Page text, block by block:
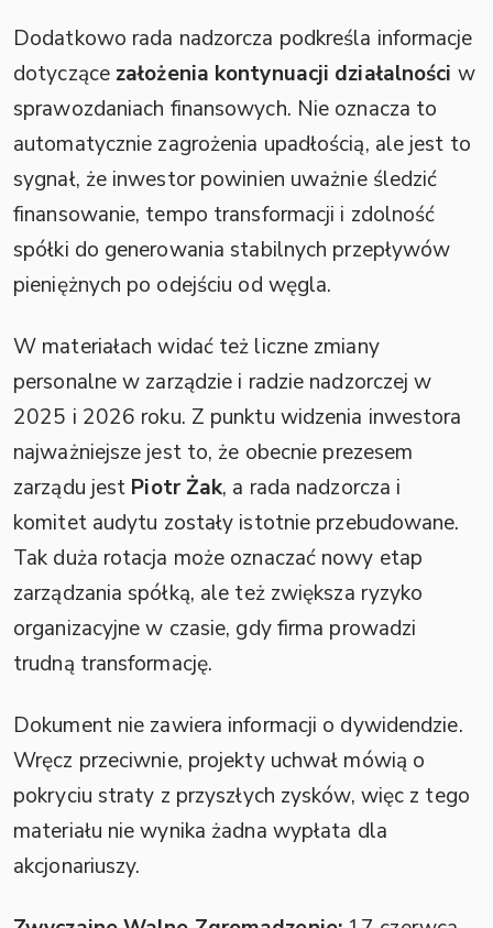
Dodatkowo rada nadzorcza podkreśla informacje
dotyczące założenia kontynuacji działalności w
sprawozdaniach finansowych. Nie oznacza to
automatycznie zagrożenia upadłością, ale jest to
sygnał, że inwestor powinien uważnie śledzić
finansowanie, tempo transformacji i zdolność
spółki do generowania stabilnych przepływów
pieniężnych po odejściu od węgla.
W materiałach widać też liczne zmiany
personalne w zarządzie i radzie nadzorczej w
2025 i 2026 roku. Z punktu widzenia inwestora
najważniejsze jest to, że obecnie prezesem
zarządu jest Piotr Żak, a rada nadzorcza i
komitet audytu zostały istotnie przebudowane.
Tak duża rotacja może oznaczać nowy etap
zarządzania spółką, ale też zwiększa ryzyko
organizacyjne w czasie, gdy firma prowadzi
trudną transformację.
Dokument nie zawiera informacji o dywidendzie.
Wręcz przeciwnie, projekty uchwał mówią o
pokryciu straty z przyszłych zysków, więc z tego
materiału nie wynika żadna wypłata dla
akcjonariuszy.